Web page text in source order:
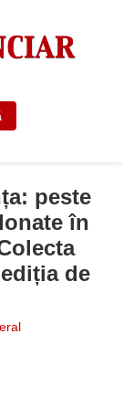
peste
în
de